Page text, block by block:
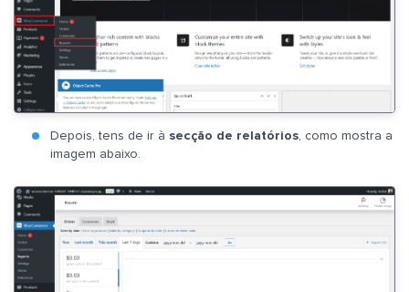
Depois, tens de ir à secção de relatórios , como mostra a
imagem abaixo.